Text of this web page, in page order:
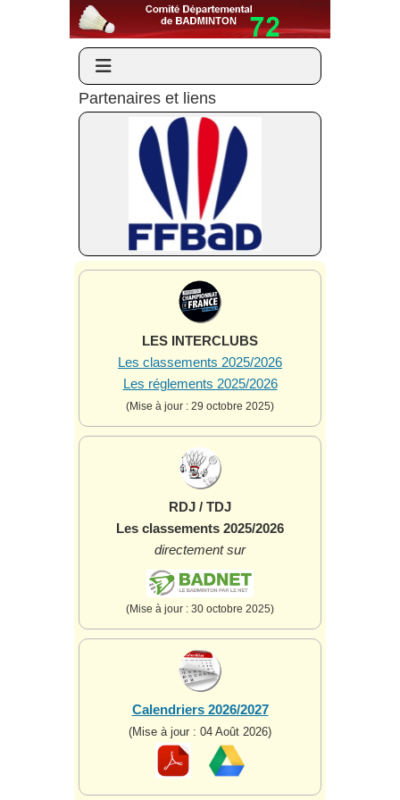
Partenaires et liens
LES INTERCLUBS
Les classements 2025/2026
Les réglements 2025/2026
(Mise à jour : 29 octobre 2025)
RDJ / TDJ
Les classements 2025/2026
directement sur
(Mise à jour : 30 octobre 2025)
Calendriers 2026/2027
(Mise à jour : 04 Août 2026)